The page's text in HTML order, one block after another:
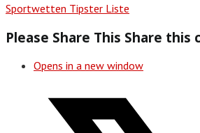
Sportwetten Tipster Liste
Please Share This Share this
Opens in a new window